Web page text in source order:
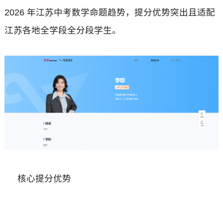
2026 年江苏中考数学命题趋势，提分优势突出且适配
江苏各地全学段全分段学生。
核心提分优势